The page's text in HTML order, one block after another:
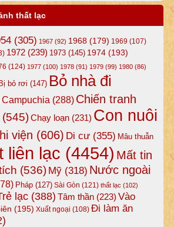
thất lạc
(305) 1967(92) 1968(179) 1969 (107)
1972(239) 1973(145) 1974(193)
(124) 1977(100) 1978(91) 1979(99) 1980(86)
Bị bỏ rơi (147) Bỏ nhà đi
Campuchia (288) Chiến tranh
(545)Chạy loạn(231) Con nuôi
viện (606) Di cư(355) Mâu thuẫn
liên lạc (4454) Mất tin
(536) Mỹ(318) Nước ngoài
Pháp(127) Sài Gòn (121) thất lạc (102)
lạc(388) Tâm thần(223) Vào
(195) Xuất ngoại (108) Đi làm ăn